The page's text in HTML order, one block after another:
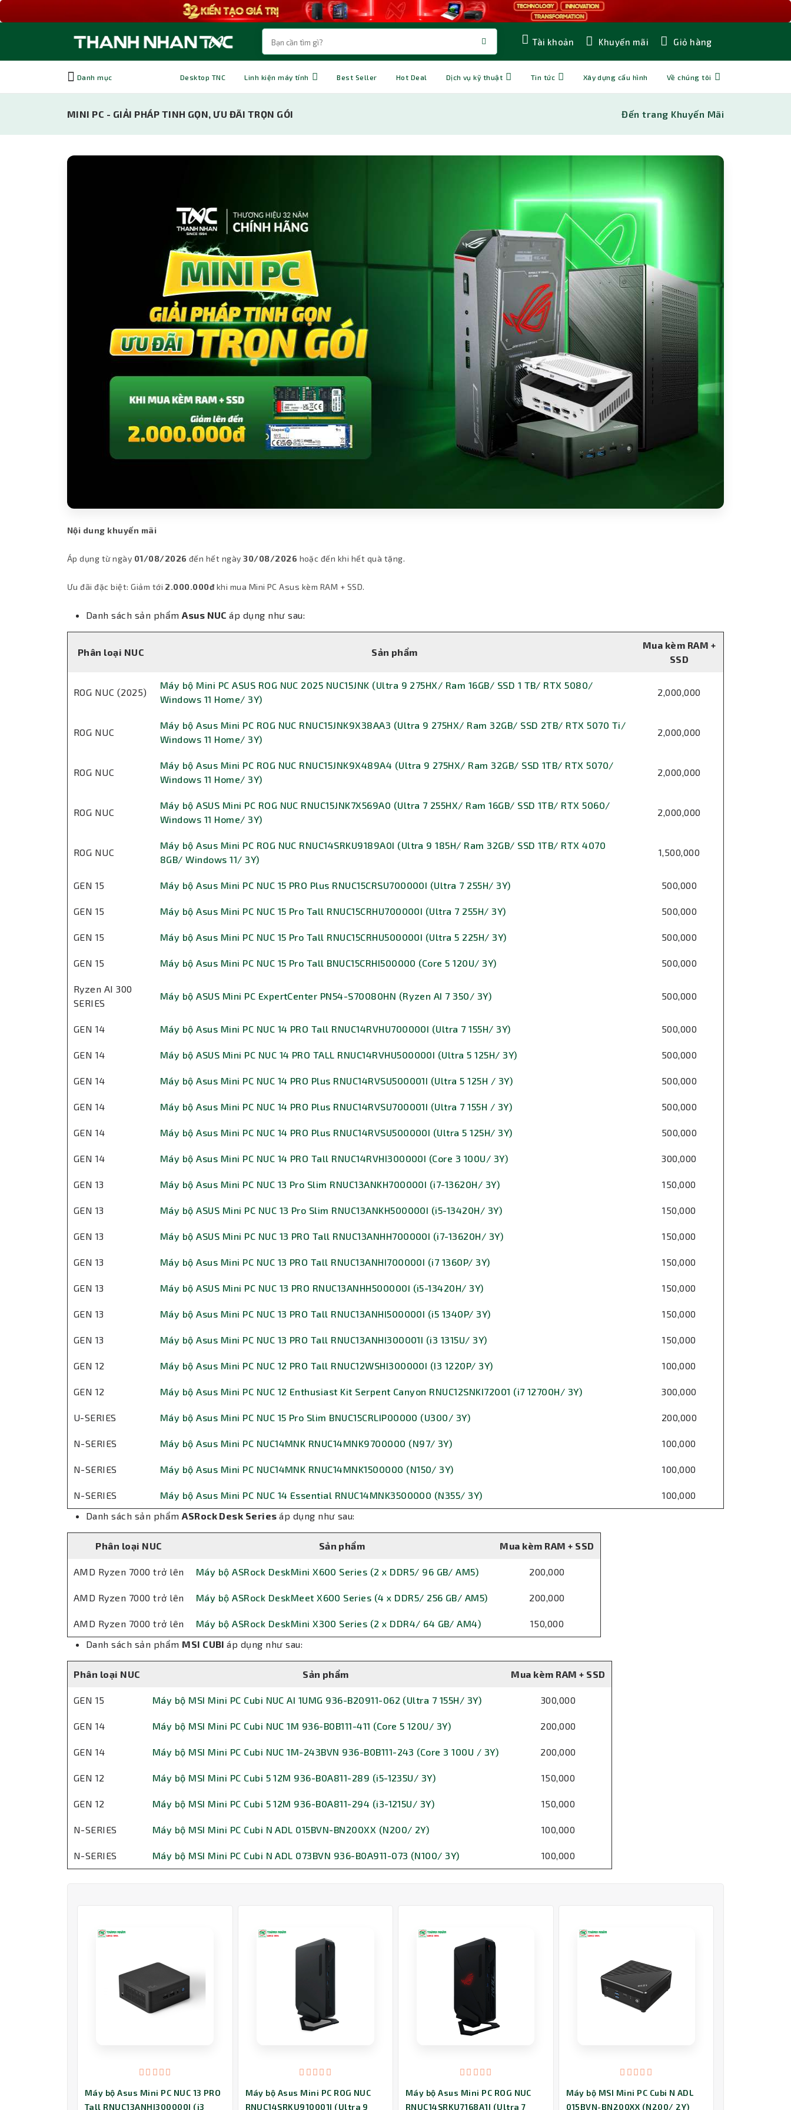
Tài khoản Khuyến mãi Giỏ hàng
Danh mục Desktop TNC Linh kiện máy tính Best Seller Hot Deal Dịch vụ kỹ thuật Tin tức Xây dựng cấu hình Về chúng tôi
MINI PC - GIẢI PHÁP TINH GỌN, ƯU ĐÃI TRỌN GÓI Đến trang Khuyến Mãi
Nội dung khuyến mãi
Áp dụng từ ngày 01/08/2026 đến hết ngày 30/08/2026 hoặc đến khi hết quà tặng.
Ưu đãi đặc biệt: Giảm tới 2.000.000đkhi mua Mini PC Asus kèm RAM + SSD.
Danh sách sản phẩmAsus NUCáp dụng như sau:
Phân loại NUC Sản phẩm
Mua kèm RAM +
SSD
ROG NUC (2025)
Máy bộ Mini PC ASUS ROG NUC 2025 NUC15JNK (Ultra 9 275HX/ Ram 16GB/ SSD 1 TB/ RTX 5080/
Windows 11 Home/ 3Y)
2,000,000
ROG NUC
Máy bộ Asus Mini PC ROG NUC RNUC15JNK9X38AA3 (Ultra 9 275HX/ Ram 32GB/ SSD 2TB/ RTX 5070 Ti/
Windows 11 Home/ 3Y)
2,000,000
ROG NUC
Máy bộ Asus Mini PC ROG NUC RNUC15JNK9X489A4 (Ultra 9 275HX/ Ram 32GB/ SSD 1TB/ RTX 5070/
Windows 11 Home/ 3Y)
2,000,000
ROG NUC
Máy bộ ASUS Mini PC ROG NUC RNUC15JNK7X569A0 (Ultra 7 255HX/ Ram 16GB/ SSD 1TB/ RTX 5060/
Windows 11 Home/ 3Y)
2,000,000
ROG NUC
Máy bộ Asus Mini PC ROG NUC RNUC14SRKU9189A0I (Ultra 9 185H/ Ram 32GB/ SSD 1TB/ RTX 4070
8GB/ Windows 11/ 3Y)
1,500,000
GEN 15 Máy bộ Asus Mini PC NUC 15 PRO Plus RNUC15CRSU700000I (Ultra 7 255H/ 3Y) 500,000
GEN 15 Máy bộ Asus Mini PC NUC 15 Pro Tall RNUC15CRHU700000I (Ultra 7 255H/ 3Y) 500,000
GEN 15 Máy bộ Asus Mini PC NUC 15 Pro Tall RNUC15CRHU500000I (Ultra 5 225H/ 3Y) 500,000
GEN 15 Máy bộ Asus Mini PC NUC 15 Pro Tall BNUC15CRHI500000 (Core 5 120U/ 3Y) 500,000
Ryzen AI 300
SERIES
Máy bộ ASUS Mini PC ExpertCenter PN54-S70080HN (Ryzen AI 7 350/ 3Y) 500,000
GEN 14 Máy bộ Asus Mini PC NUC 14 PRO Tall RNUC14RVHU700000I (Ultra 7 155H/ 3Y) 500,000
GEN 14 Máy bộ ASUS Mini PC NUC 14 PRO TALL RNUC14RVHU500000I (Ultra 5 125H/ 3Y) 500,000
GEN 14 Máy bộ Asus Mini PC NUC 14 PRO Plus RNUC14RVSU500001I (Ultra 5 125H / 3Y) 500,000
GEN 14 Máy bộ Asus Mini PC NUC 14 PRO Plus RNUC14RVSU700001I (Ultra 7 155H / 3Y) 500,000
GEN 14 Máy bộ Asus Mini PC NUC 14 PRO Plus RNUC14RVSU500000I (Ultra 5 125H/ 3Y) 500,000
GEN 14 Máy bộ Asus Mini PC NUC 14 PRO Tall RNUC14RVHI300000I (Core 3 100U/ 3Y) 300,000
GEN 13 Máy bộ Asus Mini PC NUC 13 Pro Slim RNUC13ANKH700000I (i7-13620H/ 3Y) 150,000
GEN 13 Máy bộ ASUS Mini PC NUC 13 Pro Slim RNUC13ANKH500000I (i5-13420H/ 3Y) 150,000
GEN 13 Máy bộ ASUS Mini PC NUC 13 PRO Tall RNUC13ANHH700000I (i7-13620H/ 3Y) 150,000
GEN 13 Máy bộ Asus Mini PC NUC 13 PRO Tall RNUC13ANHI700000I (i7 1360P/ 3Y) 150,000
GEN 13 Máy bộ ASUS Mini PC NUC 13 PRO RNUC13ANHH500000I (i5-13420H/ 3Y) 150,000
GEN 13 Máy bộ Asus Mini PC NUC 13 PRO Tall RNUC13ANHI500000I (i5 1340P/ 3Y) 150,000
GEN 13 Máy bộ Asus Mini PC NUC 13 PRO Tall RNUC13ANHI300001I (i3 1315U/ 3Y) 150,000
GEN 12 Máy bộ Asus Mini PC NUC 12 PRO Tall RNUC12WSHI300000I (I3 1220P/ 3Y) 100,000
GEN 12 Máy bộ Asus Mini PC NUC 12 Enthusiast Kit Serpent Canyon RNUC12SNKI72001 (i7 12700H/ 3Y) 300,000
U-SERIES Máy bộ Asus Mini PC NUC 15 Pro Slim BNUC15CRLIP00000 (U300/ 3Y) 200,000
N-SERIES Máy bộ Asus Mini PC NUC14MNK RNUC14MNK9700000 (N97/ 3Y) 100,000
N-SERIES Máy bộ Asus Mini PC NUC14MNK RNUC14MNK1500000 (N150/ 3Y) 100,000
N-SERIES Máy bộ Asus Mini PC NUC 14 Essential RNUC14MNK3500000 (N355/ 3Y)
100,000
Danh sách sản phẩmASRock Desk Seriesáp dụng như sau:
Phân loại NUC Sản phẩm Mua kèm RAM + SSD
AMD Ryzen 7000 trở lên Máy bộ ASRock DeskMini X600 Series (2 x DDR5/ 96 GB/ AM5) 200,000
AMD Ryzen 7000 trở lên Máy bộ ASRock DeskMeet X600 Series (4 x DDR5/ 256 GB/ AM5) 200,000
AMD Ryzen 7000 trở lên Máy bộ ASRock DeskMini X300 Series (2 x DDR4/ 64 GB/ AM4)
150,000
Danh sách sản phẩm MSI CUBIáp dụng như sau:
Phân loại NUC Sản phẩm Mua kèm RAM + SSD
GEN 15 Máy bộ MSI Mini PC Cubi NUC AI 1UMG 936-B20911-062 (Ultra 7 155H/ 3Y) 300,000
GEN 14 Máy bộ MSI Mini PC Cubi NUC 1M 936-B0B111-411 (Core 5 120U/ 3Y) 200,000
GEN 14 Máy bộ MSI Mini PC Cubi NUC 1M-243BVN 936-B0B111-243 (Core 3 100U / 3Y) 200,000
GEN 12 Máy bộ MSI Mini PC Cubi 5 12M 936-B0A811-289 (i5-1235U/ 3Y) 150,000
GEN 12 Máy bộ MSI Mini PC Cubi 5 12M 936-B0A811-294 (i3-1215U/ 3Y) 150,000
N-SERIES Máy bộ MSI Mini PC Cubi N ADL 015BVN-BN200XX (N200/ 2Y) 100,000
N-SERIES Máy bộ MSI Mini PC Cubi N ADL 073BVN 936-B0A911-073 (N100/ 3Y) 100,000
Máy bộ Asus Mini PC NUC 13 PRO
Tall RNUC13ANHI300000I (i3
Máy bộ Asus Mini PC ROG NUC
RNUC14SRKU910001I (Ultra 9
Máy bộ Asus Mini PC ROG NUC
RNUC14SRKU7168A1I (Ultra 7
Máy bộ MSI Mini PC Cubi N ADL
015BVN-BN200XX (N200/ 2Y)